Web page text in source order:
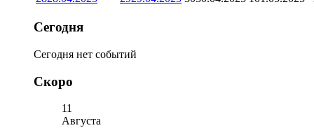
Сегодня
Сегодня нет событий
Скоро
11
Августа